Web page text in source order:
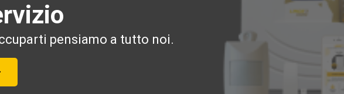
pensiamo a tutto noi.